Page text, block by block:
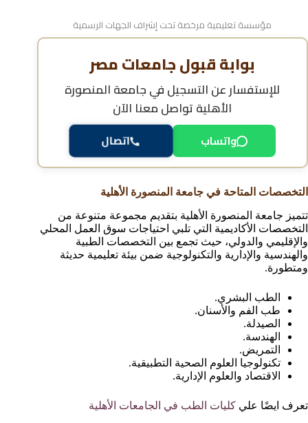
مؤسسة تعليمية مرخصة تحت إشراف الجهات الرسمية
بوابة قبول جامعات مصر
للإستفسار عنالتسجيل في جامعة المنصورة
الأهليةتواصل معنا الآن
واتساب اتصال
التخصصات المتاحة في جامعة المنصورة الأهلية
تتميز جامعة المنصورة الأهلية بتقديم مجموعة متنوعة من
التخصصات الأكاديمية التي تلبي احتياجات سوق العمل المحلي
والإقليمي والدولي، حيث تجمع بين التخصصات الطبية
والهندسية والإدارية والتكنولوجية ضمن بيئة تعليمية حديثة
ومتطورة.
الطب البشري.
طب الفم والأسنان.
الصيدلة.
الهندسة.
التمريض.
تكنولوجيا العلوم الصحية التطبيقية.
الاقتصاد والعلوم الإدارية.
تعرف ايضًا علي كليات الطب في الجامعات الأهلية